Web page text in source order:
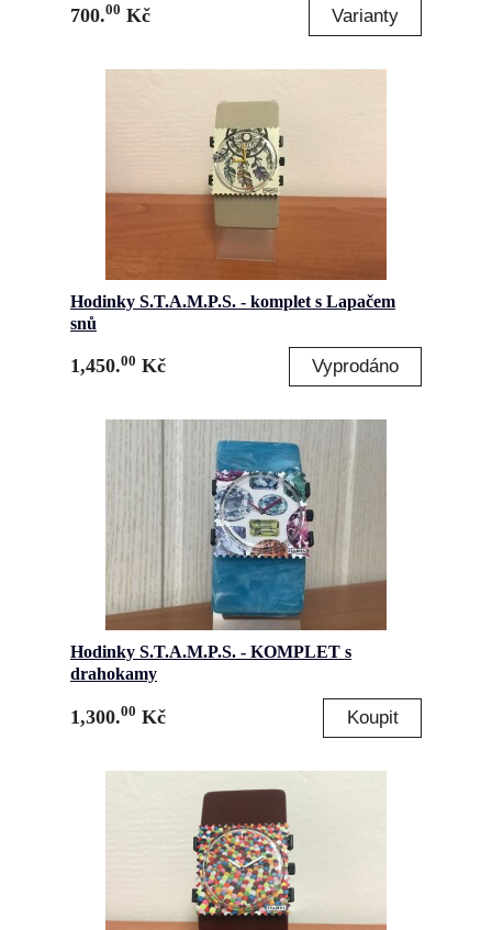
700.00 Kč
Hodinky S.T.A.M.P.S. - komplet s Lapačem
snů
1,450.00 Kč
Hodinky S.T.A.M.P.S. - KOMPLET s
drahokamy
1,300.00 Kč